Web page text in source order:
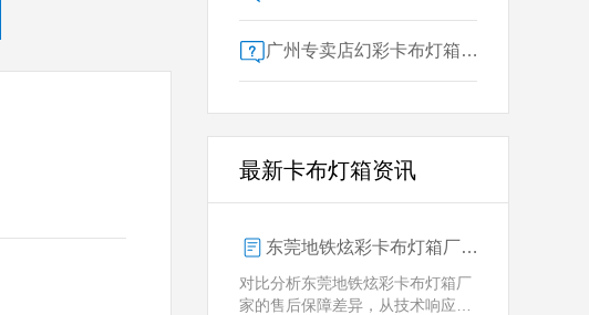
广州专卖店幻彩卡布灯箱选购指南：一位广告总监的售后保障启示录
最新卡布灯箱资讯
东莞地铁炫彩卡布灯箱厂家售后保障对比指南：广告公司选型核心要素解析
对比分析东莞地铁炫彩卡布灯箱厂
家的售后保障差异，从技术响应、